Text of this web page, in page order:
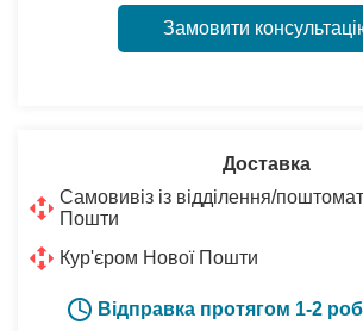
Замовити
Доставка
Самовивіз із відділення/
Пошти
Кур'єром Нової Пошти
Відправка протягом 1-2